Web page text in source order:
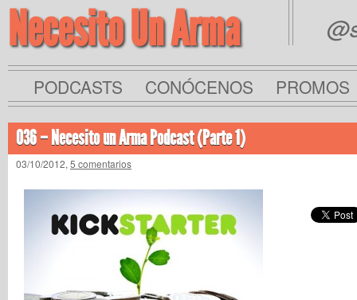
Necesito Un Arma
PODCASTS CONÓCENOS PROMOS
036 – Necesito un Arma Podcast (Parte 1)
03/10/2012, 5 comentarios